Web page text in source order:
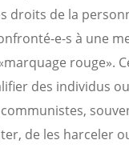
droits de la
e-s à une
rouge».
des individus
de les harceler